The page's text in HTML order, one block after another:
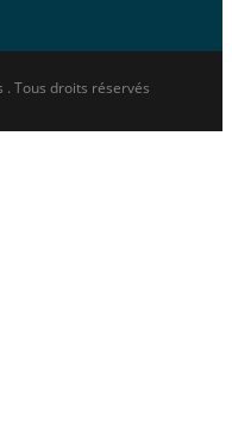
Tous droits réservés